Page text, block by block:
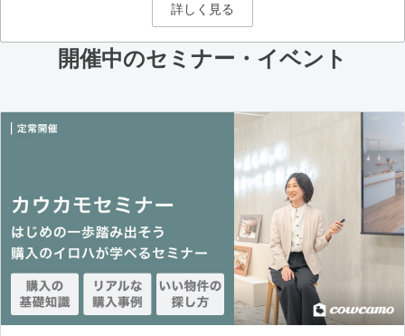
詳しく見る
開催中のセミナー・イベント